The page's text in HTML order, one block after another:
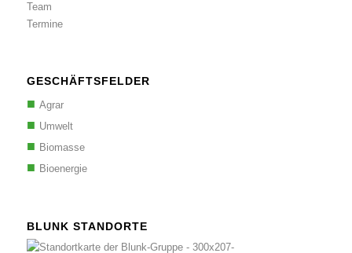
Team
Termine
GESCHÄFTSFELDER
Agrar
Umwelt
Biomasse
Bioenergie
BLUNK STANDORTE